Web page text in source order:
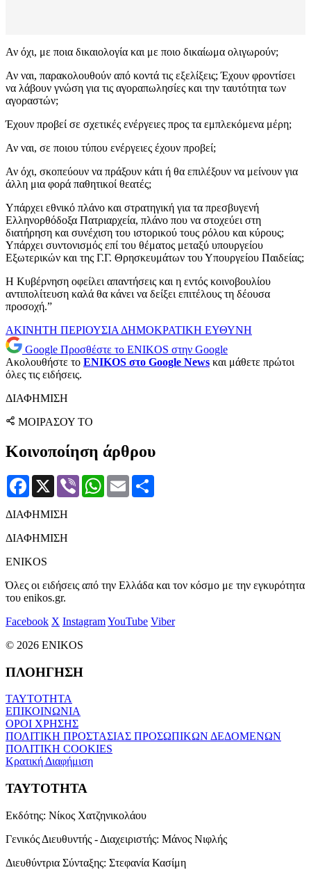
Αν όχι, με ποια δικαιολογία και με ποιο δικαίωμα ολιγωρούν;
Αν ναι, παρακολουθούν από κοντά τις εξελίξεις; Έχουν φροντίσει
να λάβουν γνώση για τις αγοραπωλησίες και την ταυτότητα των
αγοραστών;
Έχουν προβεί σε σχετικές ενέργειες προς τα εμπλεκόμενα μέρη;
Αν ναι, σε ποιου τύπου ενέργειες έχουν προβεί;
Αν όχι, σκοπεύουν να πράξουν κάτι ή θα επιλέξουν να μείνουν για
άλλη μια φορά παθητικοί θεατές;
Υπάρχει εθνικό πλάνο και στρατηγική για τα πρεσβυγενή
Ελληνορθόδοξα Πατριαρχεία, πλάνο που να στοχεύει στη
διατήρηση και συνέχιση του ιστορικού τους ρόλου και κύρους;
Υπάρχει συντονισμός επί του θέματος μεταξύ υπουργείου
Εξωτερικών και της Γ.Γ. Θρησκευμάτων του Υπουργείου Παιδείας;
Η Κυβέρνηση οφείλει απαντήσεις και η εντός κοινοβουλίου
αντιπολίτευση καλά θα κάνει να δείξει επιτέλους τη δέουσα
προσοχή.”
ΑΚΙΝΗΤΗ ΠΕΡΙΟΥΣΙΑ ΔΗΜΟΚΡΑΤΙΚΗ ΕΥΘΥΝΗ
Google Προσθέστε το ENIKOS στην Google
Ακολουθήστε το ENIKOS στο Google News και μάθετε πρώτοι
όλες τις ειδήσεις.
ΔΙΑΦΗΜΙΣΗ
ΜΟΙΡΑΣΟΥ ΤΟ
Κοινοποίηση άρθρου
Facebook
X Viber WhatsApp
Email
ΔΙΑΦΗΜΙΣΗ
ΔΙΑΦΗΜΙΣΗ
ENIKOS
Όλες οι ειδήσεις από την Ελλάδα και τον κόσμο με την εγκυρότητα
του enikos.gr.
Facebook X InstagramYouTube Viber
© 2026 ENIKOS
ΠΛΟΗΓΗΣΗ
ΤΑΥΤΟΤΗΤΑ
ΕΠΙΚΟΙΝΩΝΙΑ
ΟΡΟΙ ΧΡΗΣΗΣ
ΠΟΛΙΤΙΚΗ ΠΡΟΣΤΑΣΙΑΣ ΠΡΟΣΩΠΙΚΩΝ ΔΕΔΟΜΕΝΩΝ
ΠΟΛΙΤΙΚΗ COOKIES
Κρατική Διαφήμιση
ΤΑΥΤΟΤΗΤΑ
Εκδότης: Νίκος Χατζηνικολάου
Γενικός Διευθυντής - Διαχειριστής: Μάνος Νιφλής
Διευθύντρια Σύνταξης: Στεφανία Κασίμη